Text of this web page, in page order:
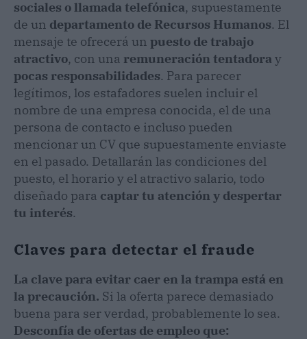
sociales o llamada telefónica, supuestamente
de un departamento de Recursos Humanos. El
mensaje te ofrecerá un puesto de trabajo
atractivo, con una remuneración tentadora y
pocas responsabilidades. Para parecer
legítimos, los estafadores suelen incluir el
nombre de una empresa conocida, el de una
persona de contacto e incluso pueden
mencionar un CV que supuestamente enviaste
en el pasado. Detallarán las condiciones del
puesto, el horario y el atractivo salario, todo
diseñado para captar tu atención y despertar
tu interés.
Claves para detectar el fraude
La clave para evitar caer en la trampa está en
la precaución. Si la oferta parece demasiado
buena para ser verdad, probablemente lo sea.
Desconfía de ofertas de empleo que: